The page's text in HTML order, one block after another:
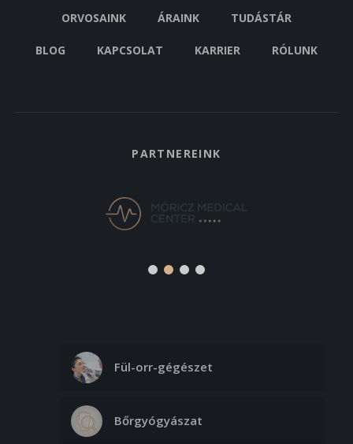
ORVOSAINK ÁRAINK TUDÁSTÁR
BLOG KAPCSOLAT KARRIER RÓLUNK
PARTNEREINK
Fül-orr-gégészet
Bőrgyógyászat